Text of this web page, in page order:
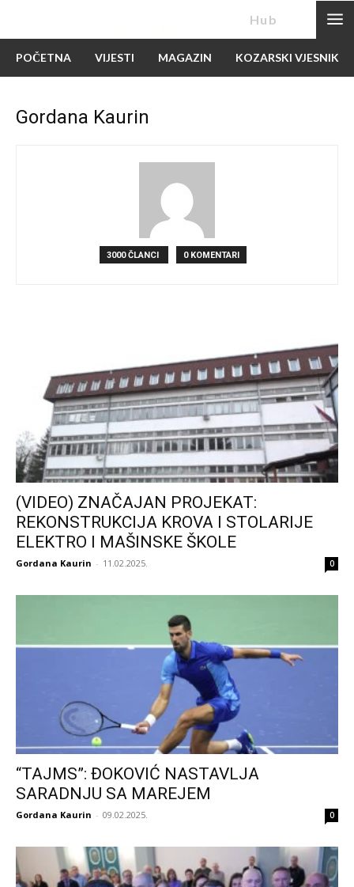
Hub
POČETNA VIJESTI MAGAZIN KOZARSKI VJESNIK
Gordana Kaurin
3000 ČLANCI 0 KOMENTARI
(VIDEO) ZNAČAJAN PROJEKAT:
REKONSTRUKCIJA KROVA I STOLARIJE
ELEKTRO I MAŠINSKE ŠKOLE
Gordana Kaurin - 11.02.2025. 0
“TAJMS”: ĐOKOVIĆ NASTAVLJA
SARADNJU SA MAREJEM
Gordana Kaurin - 09.02.2025. 0